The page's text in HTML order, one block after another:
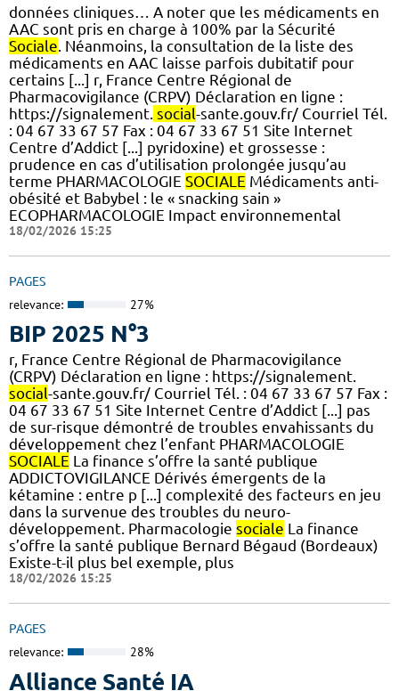
données cliniques… A noter que les médicaments en
AAC sont pris en charge à 100% par la Sécurité
Sociale . Néanmoins, la consultation de la liste des
médicaments en AAC laisse parfois dubitatif pour
certains [...] r, France Centre Régional de
Pharmacovigilance (CRPV) Déclaration en ligne :
https://signalement. social-sante.gouv.fr/ Courriel Tél.
: 04 67 33 67 57 Fax : 04 67 33 67 51 Site Internet
Centre d’Addict [...] pyridoxine) et grossesse :
prudence en cas d’utilisation prolongée jusqu’au
terme PHARMACOLOGIE SOCIALE Médicaments anti-
obésité et Babybel : le « snacking sain »
ECOPHARMACOLOGIE Impact environnemental
18/02/2026 15:25
PAGES
relevance: 27%
BIP 2025 N°3
r, France Centre Régional de Pharmacovigilance
(CRPV) Déclaration en ligne : https://signalement.
social-sante.gouv.fr/ Courriel Tél. : 04 67 33 67 57 Fax :
04 67 33 67 51 Site Internet Centre d’Addict [...] pas
de sur-risque démontré de troubles envahissants du
développement chez l’enfant PHARMACOLOGIE
SOCIALE La finance s’offre la santé publique
ADDICTOVIGILANCE Dérivés émergents de la
kétamine : entre p [...] complexité des facteurs en jeu
dans la survenue des troubles du neuro-
développement. Pharmacologie sociale La finance
s’offre la santé publique Bernard Bégaud (Bordeaux)
Existe-t-il plus bel exemple, plus
18/02/2026 15:25
PAGES
relevance: 28%
Alliance Santé IA